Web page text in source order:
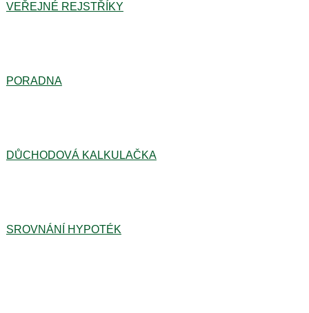
VEŘEJNÉ REJSTŘÍKY
PORADNA
DŮCHODOVÁ KALKULAČKA
SROVNÁNÍ HYPOTÉK